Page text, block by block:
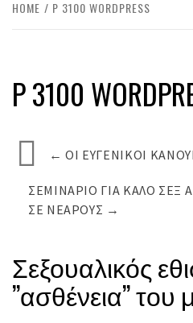
HOME P 3100 WORDPRESS
P 3100
← ΟΙ ΕΥΓΕΝΙΚΟΊ
ΣΕΜΙΝΆΡΙΟ ΓΙΑ ΚΑΛΌ
ΣΕ ΝΕΑΡΟΎΣ →
Σεξουαλικός
”ασθένεια” του